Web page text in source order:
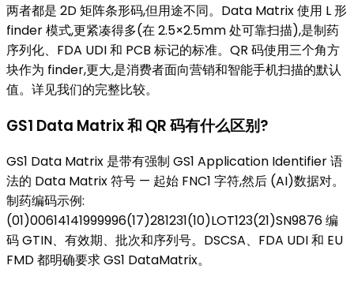
两者都是 2D 矩阵条形码,但用途不同。Data Matrix 使用 L 形
finder 模式,更紧凑得多(在 2.5×2.5mm 处可靠扫描),是制药
序列化、FDA UDI 和 PCB 标记的标准。QR 码使用三个角方
块作为 finder,更大,是消费者面向营销和智能手机扫描的默认
值。详见我们的完整比较。
GS1 Data Matrix 和 QR 码有什么区别?
GS1 Data Matrix 是带有强制 GS1 Application Identifier 语
法的 Data Matrix 符号 — 起始 FNC1 字符,然后 (AI)数据对。
制药编码示例:
(01)00614141999996(17)281231(10)LOT123(21)SN9876 编
码 GTIN、有效期、批次和序列号。DSCSA、FDA UDI 和 EU
FMD 都明确要求 GS1 DataMatrix。